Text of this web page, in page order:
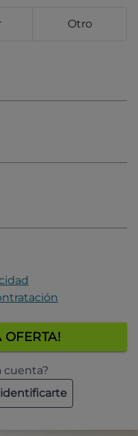
Otro
OFERTA!
cuenta?
identificarte